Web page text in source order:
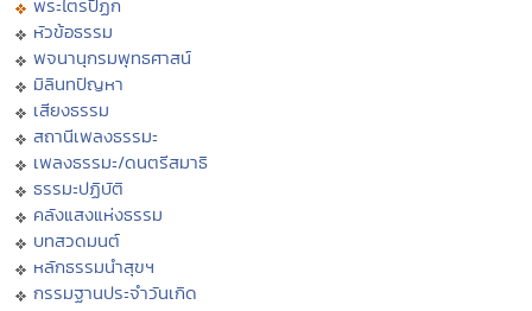
พระไตรปิฏก
หัวข้อธรรม
พจนานุกรมพุทธศาสน์
มิลินทปัญหา
เสียงธรรม
สถานีเพลงธรรมะ
เพลงธรรมะ/ดนตรีสมาธิ
ธรรมะปฏิบัติ
คลังแสงแห่งธรรม
บทสวดมนต์
หลักธรรมนำสุขฯ
กรรมฐานประจำวันเกิด